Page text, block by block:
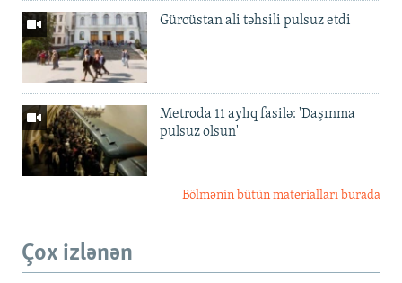
Gürcüstan ali təhsili pulsuz etdi
Metroda 11 aylıq fasilə: 'Daşınma
pulsuz olsun'
Bölmənin bütün materialları burada
Çox izlənən